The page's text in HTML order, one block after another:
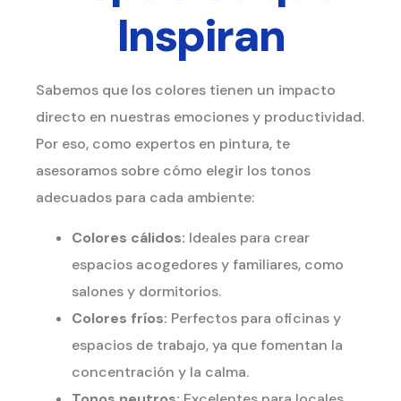
Inspiran
Sabemos que los colores tienen un impacto
directo en nuestras emociones y productividad.
Por eso, como expertos en pintura, te
asesoramos sobre cómo elegir los tonos
adecuados para cada ambiente:
Colores cálidos: Ideales para crear
espacios acogedores y familiares, como
salones y dormitorios.
Colores fríos: Perfectos para oficinas y
espacios de trabajo, ya que fomentan la
concentración y la calma.